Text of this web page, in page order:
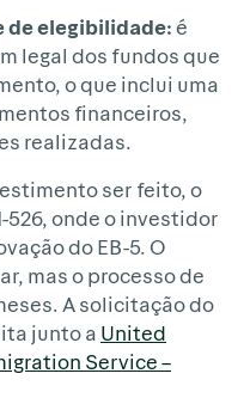
de elegibilidade:é
legal dos fundos que
o que inclui uma
financeiros,
realizadas.
ser feito, o
526, onde o investidor
do EB-5. O
mas o processo de
A solicitação do
junto a United
Service –